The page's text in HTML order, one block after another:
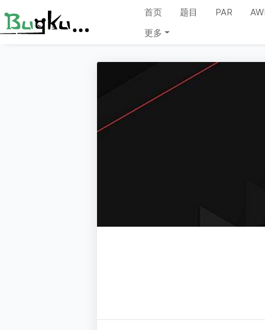
首页 题目 PAR
更多